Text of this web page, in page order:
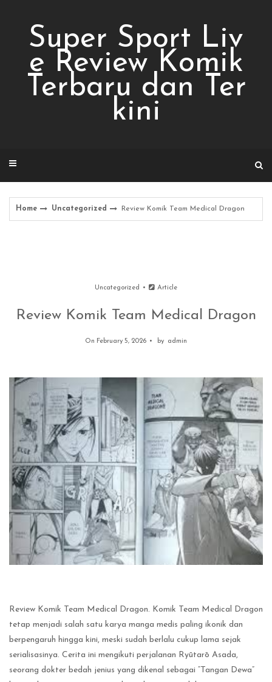
Super Sport Liv
e Review Komik
Terbaru dan Ter
kini
Home Uncategorized Review Komik Team Medical Dragon
Uncategorized Article
Review Komik Team Medical Dragon
On February 5, 2026 by admin
Review Komik Team Medical Dragon. Komik Team Medical Dragon
tetap menjadi salah satu karya manga medis paling ikonik dan
berpengaruh hingga kini, meski sudah berlalu cukup lama sejak
serialisasinya. Cerita ini mengikuti perjalanan Ryūtarō Asada,
seorang dokter bedah jenius yang dikenal sebagai “Tangan Dewa”